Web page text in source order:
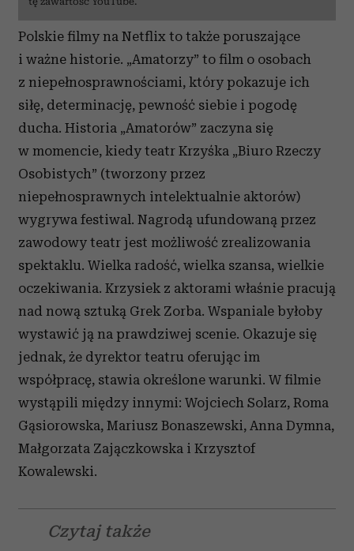
i reklam, aby oferować funkcje społecznościowe i
korzystasz z naszej witryny, udostępniamy partnerom
społecznościowym, reklamowym i analitycznym.
Partnerzy mogą połączyć te informacje z innymi danymi
otrzymanymi od Ciebie lub uzyskanymi podczas
Polskie filmy na Netflix to także poruszające
i ważne historie. „Amatorzy” to film o osobach
z niepełnosprawnościami, który pokazuje ich
siłę, determinację, pewność siebie i pogodę
ducha. Historia „Amatorów” zaczyna się
w momencie, kiedy teatr Krzyśka „Biuro Rzeczy
Osobistych” (tworzony przez
niepełnosprawnych intelektualnie aktorów)
wygrywa festiwal. Nagrodą ufundowaną przez
zawodowy teatr jest możliwość zrealizowania
spektaklu. Wielka radość, wielka szansa, wielkie
oczekiwania. Krzysiek z aktorami właśnie pracują
nad nową sztuką Grek Zorba. Wspaniale byłoby
wystawić ją na prawdziwej scenie. Okazuje się
jednak, że dyrektor teatru oferując im
współpracę, stawia określone warunki. W filmie
wystąpili między innymi: Wojciech Solarz, Roma
Gąsiorowska, Mariusz Bonaszewski, Anna Dymna,
Małgorzata Zajączkowska i Krzysztof
Kowalewski.
Czytaj także